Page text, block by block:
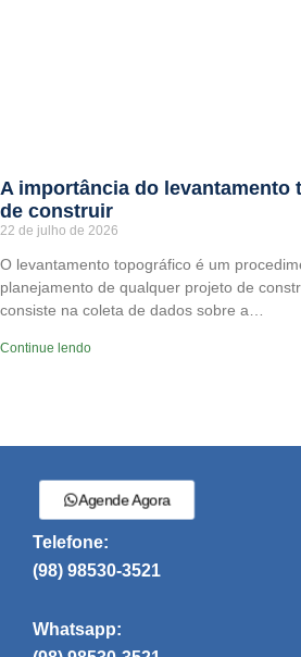
A importância do levantamento
de construir
22 de julho de 2026
O levantamento topográfico é um
planejamento de qualquer projeto de
consiste na coleta de dados sobre a…
Continue lendo
Agende Agora
Telefone:
(98) 98530-3521
Whatsapp: